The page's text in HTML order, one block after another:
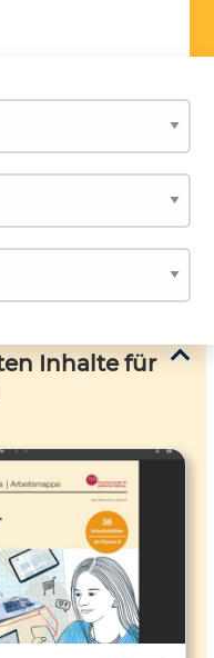
Inhalte für